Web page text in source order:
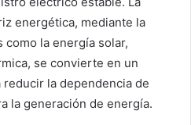
energética, mediante la
la energía solar,
se convierte en un
la dependencia de
la generación de energía.